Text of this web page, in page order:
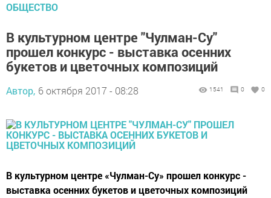
ОБЩЕСТВО
В культурном центре "Чулман-Су"
прошел конкурс - выставка осенних
букетов и цветочных композиций
Автор, 6 октября 2017 - 08:28 1541 0 0
В культурном центре «Чулман-Су» прошел конкурс -
выставка осенних букетов и цветочных композиций